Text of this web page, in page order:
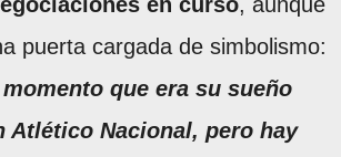
puerta cargada de simbolismo:
que era su sueño
Atlético Nacional, pero hay